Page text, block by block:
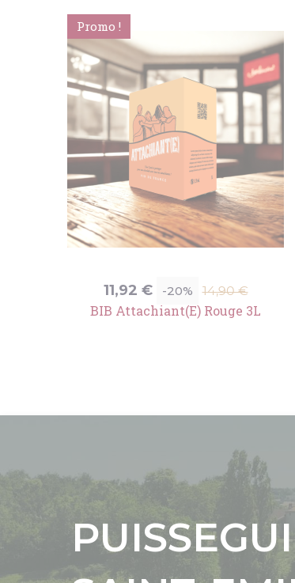
Promo !
Prix
11,92 € -20%
Prix
de
base
14,90 €
BIB Attachiant(e) Rouge 3L
SAINT-